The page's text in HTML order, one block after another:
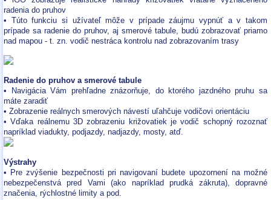
radenia do pruhov
• Túto funkciu si užívateľ môže v prípade záujmu vypnúť a v takom
prípade sa radenie do pruhov, aj smerové tabule, budú zobrazovať priamo
nad mapou - t. zn. vodič nestráca kontrolu nad zobrazovaním trasy
Radenie do pruhov a smerové tabule
• Navigácia Vám prehľadne znázorňuje, do ktorého jazdného pruhu sa
máte zaradiť
• Zobrazenie reálnych smerových návestí uľahčuje vodičovi orientáciu
• Vďaka reálnemu 3D zobrazeniu križovatiek je vodič schopný rozoznať
napríklad viadukty, podjazdy, nadjazdy, mosty, atď.
Výstrahy
• Pre zvýšenie bezpečnosti pri navigovaní budete upozornení na možné
nebezpečenstvá pred Vami (ako napríklad prudká zákruta), dopravné
značenia, rýchlostné limity a pod.